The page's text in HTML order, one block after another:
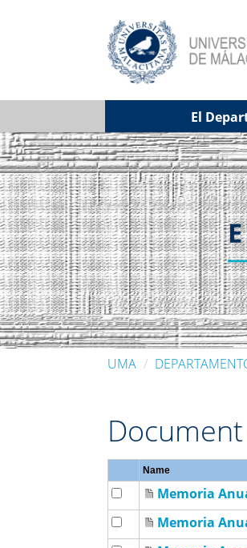
El
UMA
Name
Memoria
Memoria